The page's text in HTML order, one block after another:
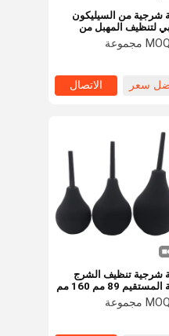
شرجية من السيليكون
لتنظيف المهبل من
الشرجي
سعر الاتصال
شرجية تنظيف الشرج
حقنة المستقيم 89 مم 160 مم